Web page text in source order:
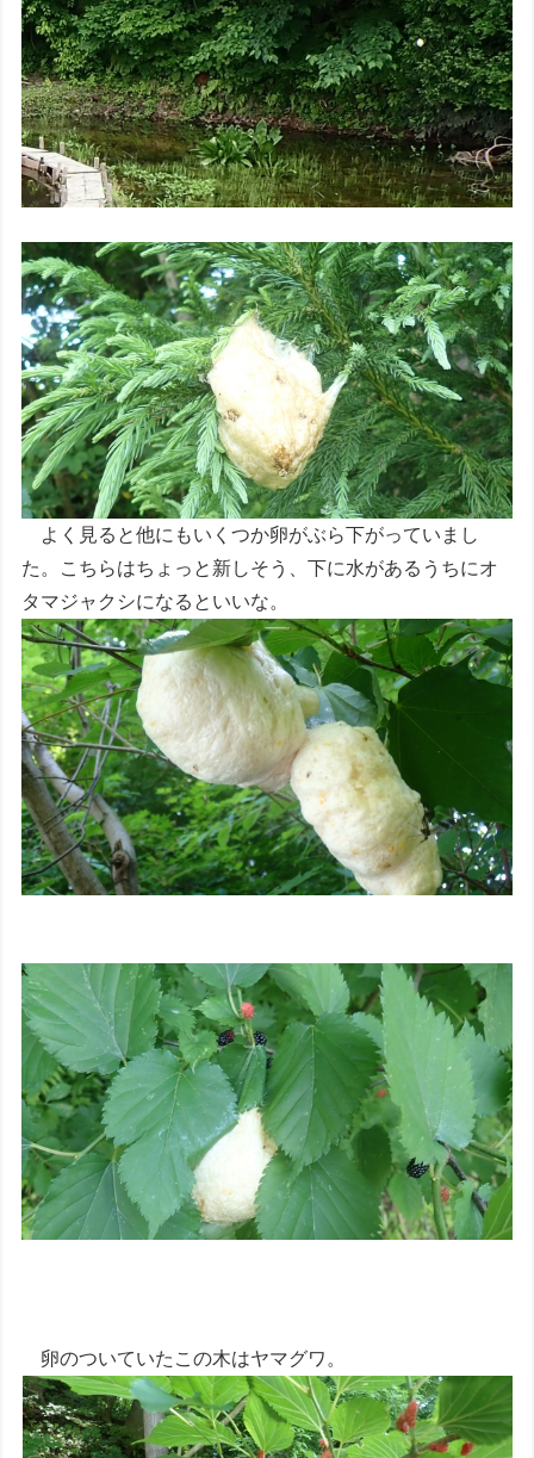
よく見ると他にもいくつか卵がぶら下がっていまし
た。こちらはちょっと新しそう、下に水があるうちにオ
タマジャクシになるといいな。
卵のついていたこの木はヤマグワ。